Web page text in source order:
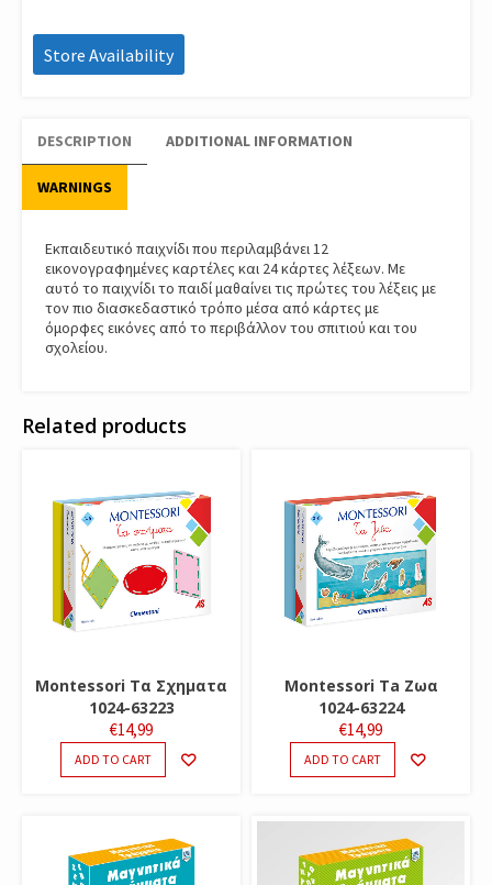
Store Availability
DESCRIPTION ADDITIONAL INFORMATION
WARNINGS
Εκπαιδευτικό παιχνίδι που περιλαμβάνει 12
εικονογραφημένες καρτέλες και 24 κάρτες λέξεων. Με
αυτό το παιχνίδι το παιδί μαθαίνει τις πρώτες του λέξεις με
τον πιο διασκεδαστικό τρόπο μέσα από κάρτες με
όμορφες εικόνες από το περιβάλλον του σπιτιού και του
σχολείου.
Related products
Montessori Τα Σχηματα
1024-63223
€14,99
ADD TO CART
Montessori Ta Ζωα
1024-63224
€14,99
ADD TO CART